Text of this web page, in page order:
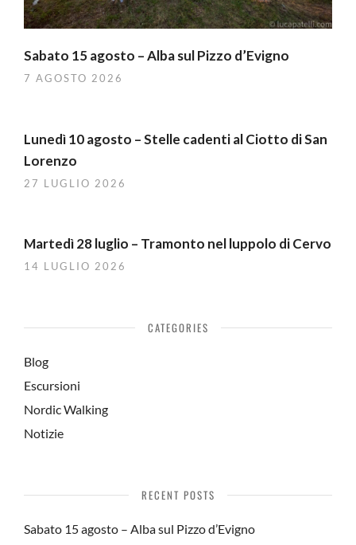
Sabato 15 agosto – Alba sul Pizzo d’Evigno
7 AGOSTO 2026
Lunedì 10 agosto – Stelle cadenti al Ciotto di San
Lorenzo
27 LUGLIO 2026
Martedì 28 luglio – Tramonto nel luppolo di Cervo
14 LUGLIO 2026
CATEGORIES
Blog
Escursioni
Nordic Walking
Notizie
RECENT POSTS
Sabato 15 agosto – Alba sul Pizzo d’Evigno